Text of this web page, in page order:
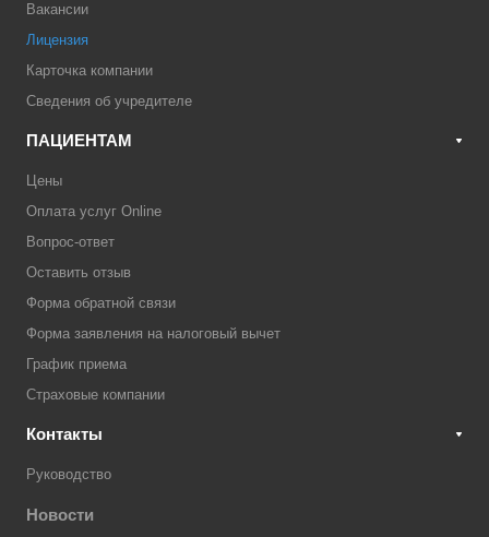
Вакансии
Лицензия
Карточка компании
Сведения об учредителе
ПАЦИЕНТАМ
Цены
Оплата услуг Online
Вопрос-ответ
Оставить отзыв
Форма обратной связи
Форма заявления на налоговый вычет
График приема
Страховые компании
Контакты
Руководство
Новости